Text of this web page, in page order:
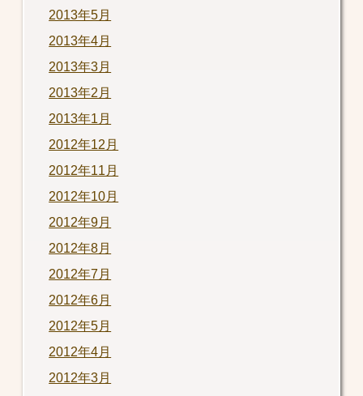
2013年5月
2013年4月
2013年3月
2013年2月
2013年1月
2012年12月
2012年11月
2012年10月
2012年9月
2012年8月
2012年7月
2012年6月
2012年5月
2012年4月
2012年3月